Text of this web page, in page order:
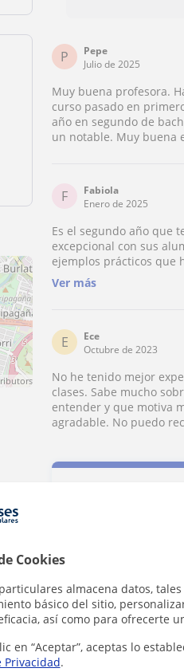
Cookies
almacena datos,
básico del sitio,
así como para ofrecerte
en “Aceptar”, aceptas lo
Privacidad.
P
Pepe
Julio de 2025
Muy buena profesora.
curso pasado en
año en segundo de
un notable. Muy buena
F
Fabiola
Enero de 2025
Es el segundo año que
excepcional con sus
ejemplos prácticos que
dar lo mejor de sí
ha conseguido que mi
Ver más
E
Ece
Octubre de 2023
No he tenido mejor
clases. Sabe mucho
entender y que motiva
agradable. No puedo
1ª clase gratis